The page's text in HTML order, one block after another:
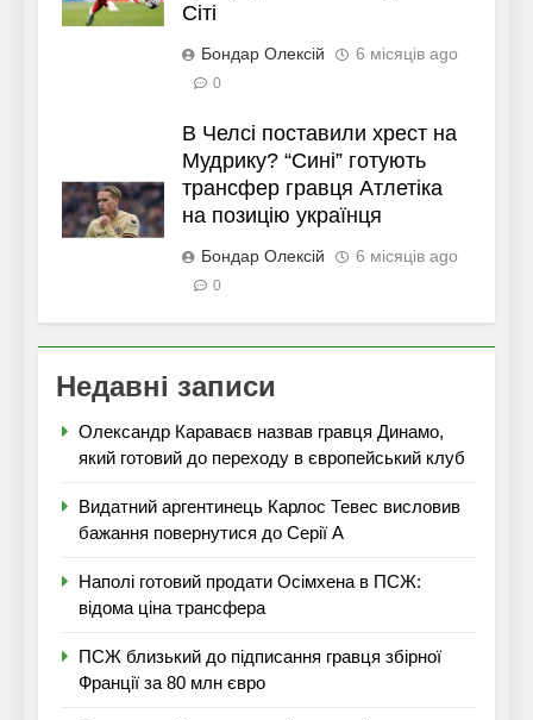
Сіті
Бондар Олексій 6 місяців ago
0
В Челсі поставили хрест на
Мудрику? “Сині” готують
трансфер гравця Атлетіка
на позицію українця
Бондар Олексій 6 місяців ago
0
Недавні записи
Олександр Караваєв назвав гравця Динамо,
який готовий до переходу в європейський клуб
Видатний аргентинець Карлос Тевес висловив
бажання повернутися до Серії А
Наполі готовий продати Осімхена в ПСЖ:
відома ціна трансфера
ПСЖ близький до підписання гравця збірної
Франції за 80 млн євро